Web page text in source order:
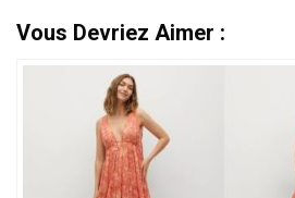
Vous Devriez Aimer :